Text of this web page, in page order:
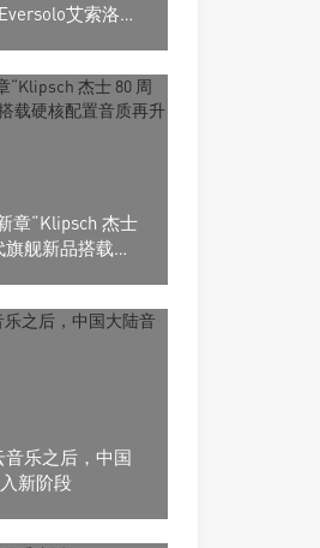
艾索洛
章“Klipsch 杰士
舰新品搭载硬
音乐之后，中国
新阶段